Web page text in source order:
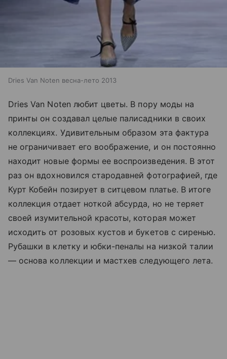
Dries Van Noten весна-лето 2013
Dries Van Noten любит цветы. В пору моды на
принты он создавал целые палисадники в своих
коллекциях. Удивительным образом эта фактура
не ограничивает его воображение, и он постоянно
находит новые формы ее воспроизведения. В этот
раз он вдохновился стародавней фотографией, где
Курт Кобейн позирует в ситцевом платье. В итоге
коллекция отдает ноткой абсурда, но не теряет
своей изумительной красоты, которая может
исходить от розовых кустов и букетов с сиренью.
Рубашки в клетку и юбки-пеналы на низкой талии
— основа коллекции и мастхев следующего лета.